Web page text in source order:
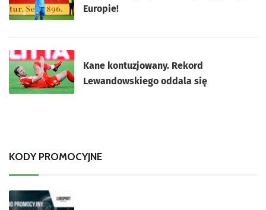
Europie!
Kane kontuzjowany. Rekord
Lewandowskiego oddala się
KODY PROMOCYJNE